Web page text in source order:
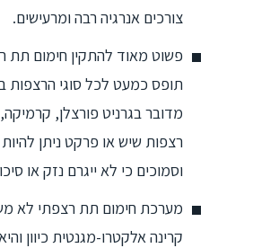
צורכים אנרגיה רבה ומרעישים.
פשוט מאוד להתקין חימום תת
תופס כמעט לכל סוגי הרצפות
מדובר בגרניט פורצלן, קרמיקה,
רצפות שיש או פרקט ניתן
וסמוכים כי לא ייגרם נזק או
מערכת חימום תת רצפתי לא
קרינה אלקטרו-מגנטית כיוון